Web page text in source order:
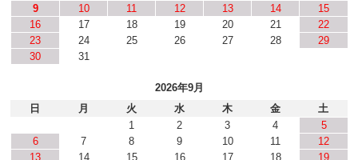
9
10 11 12 13 14
15
16
17 18 19 20 21
22
23
24 25 26 27 28
29
30
31
2026年9月
日
月 火 水 木 金
土
1
2 3 4
5
6
7 8 9 10 11
12
13
14 15 16 17 18 19